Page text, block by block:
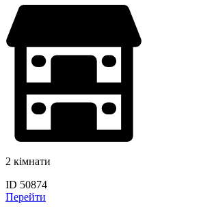
2 кімнати
ID 50874
Перейти